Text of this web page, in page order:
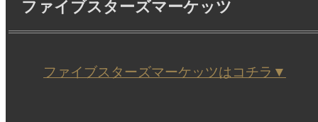
ファイブスターズマーケッツ
ファイブスターズマーケッツはコチラ▼